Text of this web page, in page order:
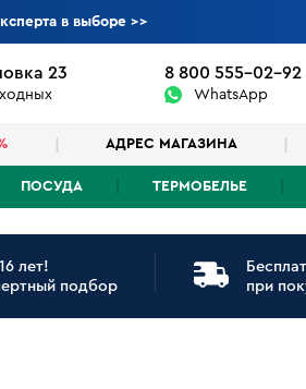
в выборе>>
23 8 800 555-02-92
WhatsApp
АДРЕС МАГАЗИНА
ПОСУДА ТЕРМОБЕЛЬЕ
лет!
подбор
при